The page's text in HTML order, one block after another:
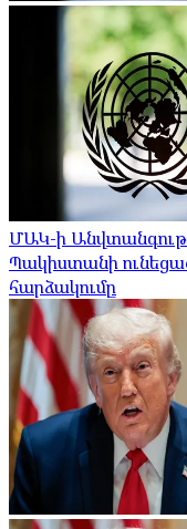
ՄԱԿ-ի
Պակիստանի
հարձակումը